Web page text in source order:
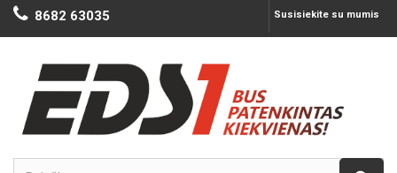
Susisiekite su mumis
8682 63035